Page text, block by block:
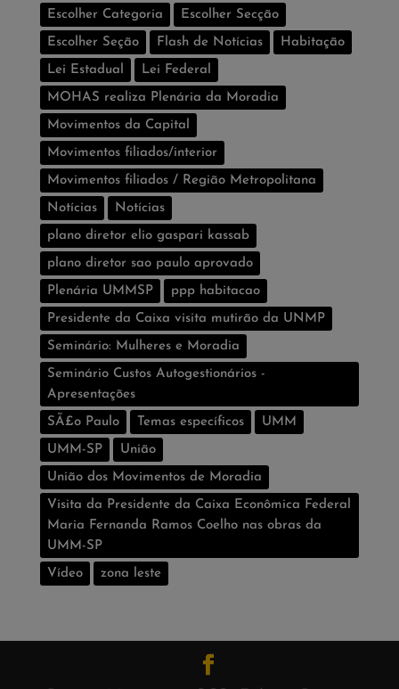
Escolher Categoria Escolher Secção
Escolher Seção Flash de Notí­cias Habitação
Lei Estadual Lei Federal
MOHAS realiza Plenária da Moradia
Movimentos da Capital
Movimentos filiados/interior
Movimentos filiados / Região Metropolitana
Notícias Notí­cias
plano diretor elio gaspari kassab
plano diretor sao paulo aprovado
Plenária UMMSP ppp habitacao
Presidente da Caixa visita mutirão da UNMP
Seminário: Mulheres e Moradia
Seminário Custos Autogestionários -
Apresentações
SÃ£o Paulo Temas especí­ficos UMM
UMM-SP União
União dos Movimentos de Moradia
Visita da Presidente da Caixa Econômica Federal
Maria Fernanda Ramos Coelho nas obras da
UMM-SP
Vídeo zona leste